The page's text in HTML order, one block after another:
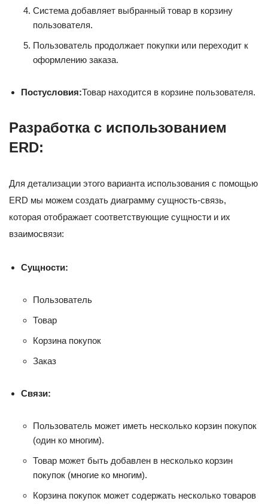
Система добавляет выбранный товар в корзину
пользователя.
Пользователь продолжает покупки или переходит к
оформлению заказа.
Постусловия:Товар находится в корзине пользователя.
Разработка с использованием
ERD:
Для детализации этого варианта использования с помощью
ERD мы можем создать диаграмму сущность-связь,
которая отображает соответствующие сущности и их
взаимосвязи:
Сущности:
Пользователь
Товар
Корзина покупок
Заказ
Связи:
Пользователь может иметь несколько корзин покупок
(один ко многим).
Товар может быть добавлен в несколько корзин
покупок (многие ко многим).
Корзина покупок может содержать несколько товаров